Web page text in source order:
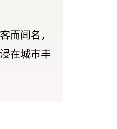
而闻名，
在城市丰